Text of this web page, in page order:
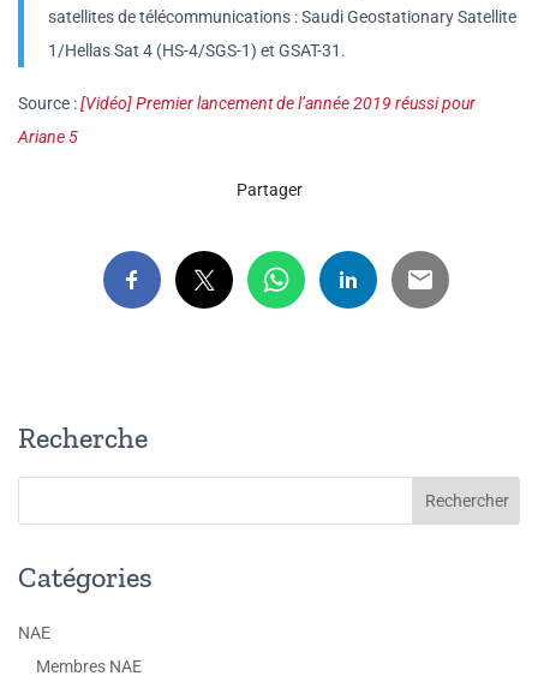
satellites de télécommunications : Saudi Geostationary Satellite
1/Hellas Sat 4 (HS-4/SGS-1) et GSAT-31.
Source :[Vidéo] Premier lancement de l’année 2019 réussi pour
Ariane 5
Partager
Recherche
Catégories
NAE
Membres NAE